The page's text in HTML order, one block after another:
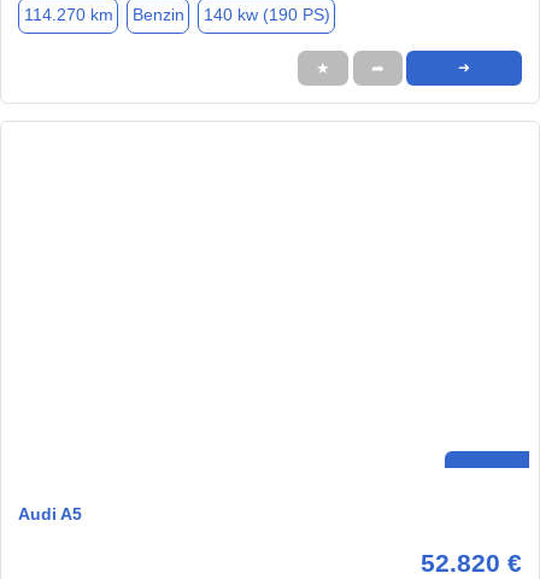
114.270 km Benzin 140 kw (190 PS)
★ ➦ ➜
Audi A5
52.820 €